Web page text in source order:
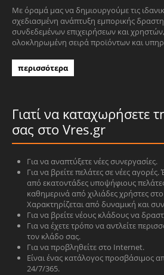
Με όραμά μας να δημιουργούμε τις
σχεδιασμένη ανάπτυξη εμπορικής
συνδεδεμένων επιχειρήσεων και
ολοκληρωμένη σειρά προϊόντων και
περισσότερα
Γιατί να καταχωρήσετε
σας στο Vres.gr
Για να αναπτύξετε νέες συνεργασίες.
Για να βρείτε πελάτες σε νέες
από εκατοντάδες υποψήφιους
καθημερινά από χιλιάδες χρήστες
Χαρακτηρίζεται από δυναμική και
Για να βρείτε νέους κλάδους να
Για να έχετε τρόπο να αντλείτε
τον κλάδο σας.
Για να προβληθείτε στο Internet.
Είναι ένας κατάλογος προσβάσιμος
24/7/365.